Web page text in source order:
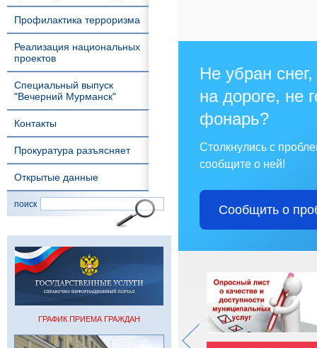
Профилактика терроризма
Реализация национальных
проектов
Специальный выпуск
"Вечерний Мурманск"
Контакты
Прокуратура разъясняет
Открытые данные
поиск
ГРАФИК ПРИЕМА ГРАЖДАН
Не убран
на дороге, не
фонарь?
Столкнулись с
сообщите о ней!
Сообщить о